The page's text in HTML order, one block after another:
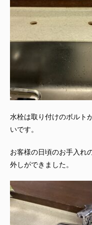
水栓は取り付けのボルト
いです。
お客様の日頃のお手入れ
外しができました。